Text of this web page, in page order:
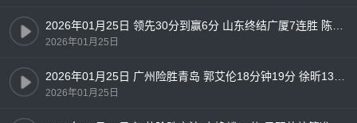
2026年01月25日
2026年01月25日